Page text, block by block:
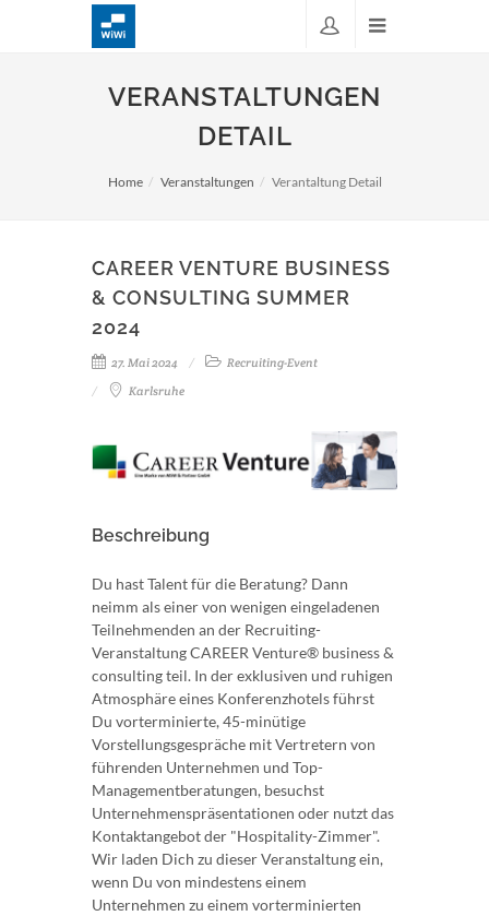
VERANSTALTUNGEN
DETAIL
Home Veranstaltungen Verantaltung Detail
CAREER VENTURE BUSINESS
& CONSULTING SUMMER
2024
27. Mai 2024
Recruiting-Event
Karlsruhe
Beschreibung
Du hast Talent für die Beratung? Dann
neimm als einer von wenigen eingeladenen
Teilnehmenden an der Recruiting-
Veranstaltung CAREER Venture® business &
consulting teil. In der exklusiven und ruhigen
Atmosphäre eines Konferenzhotels führst
Du vorterminierte, 45-minütige
Vorstellungsgespräche mit Vertretern von
führenden Unternehmen und Top-
Managementberatungen, besuchst
Unternehmenspräsentationen oder nutzt das
Kontaktangebot der "Hospitality-Zimmer".
Wir laden Dich zu dieser Veranstaltung ein,
wenn Du von mindestens einem
Unternehmen zu einem vorterminierten